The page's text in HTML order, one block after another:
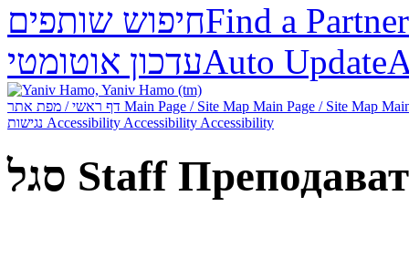
חיפוש שותפיםFind a Partner
עדכון אוטומטיAuto Update
Main Page / Site Map Main Page / Site Map
Accessibility Accessibility Accessibility
סגל Staff